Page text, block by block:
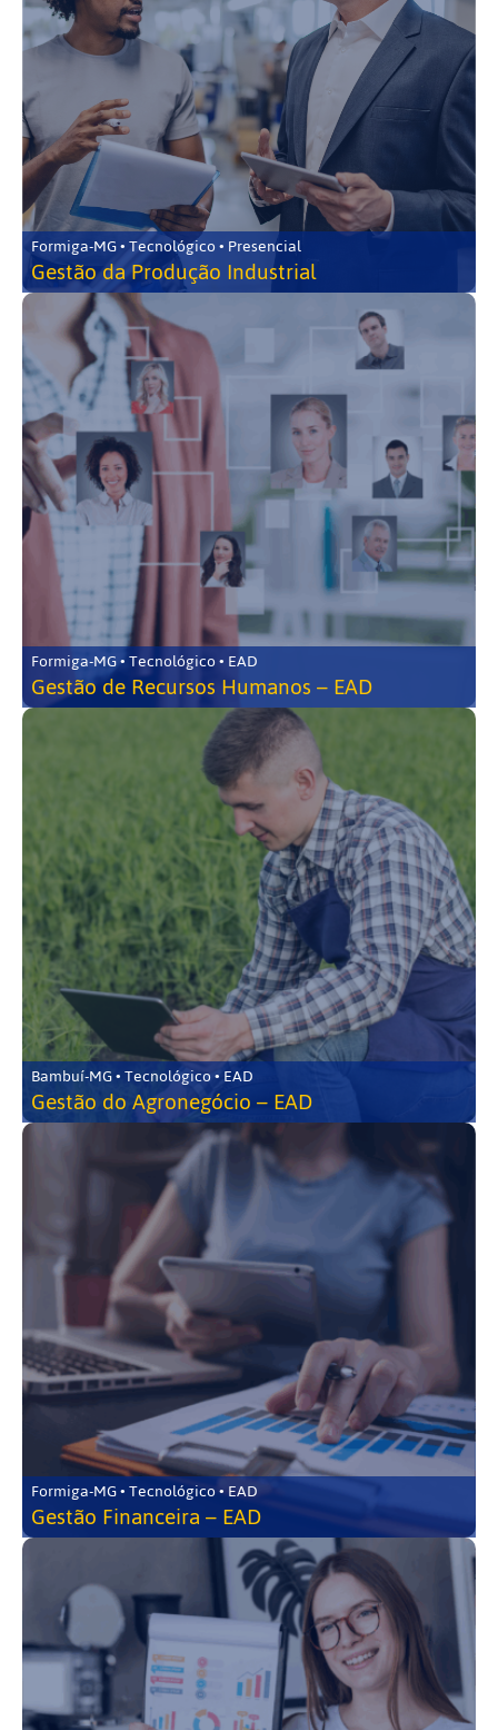
Formiga-MG • Tecnológico • Presencial
Gestão da Produção Industrial
Formiga-MG • Tecnológico • EAD
Gestão de Recursos Humanos – EAD
Bambuí-MG • Tecnológico • EAD
Gestão do Agronegócio – EAD
Formiga-MG • Tecnológico • EAD
Gestão Financeira – EAD